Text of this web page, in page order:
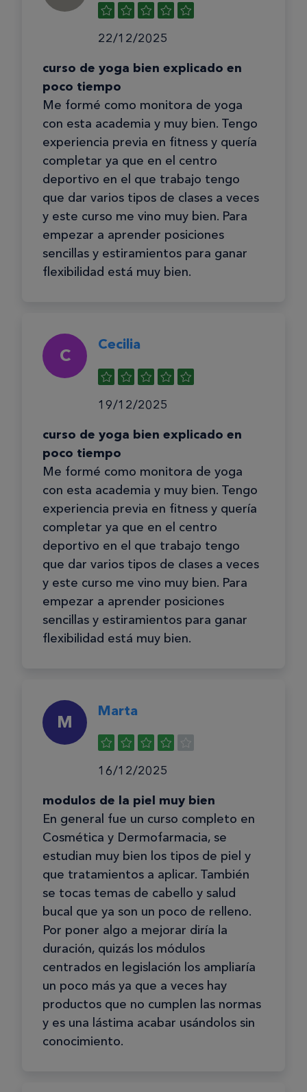
22/12/2025
curso de yoga bien explicado en
poco tiempo
Me formé como monitora de yoga
con esta academia y muy bien. Tengo
experiencia previa en fitness y quería
completar ya que en el centro
deportivo en el que trabajo tengo
que dar varios tipos de clases a veces
y este curso me vino muy bien. Para
empezar a aprender posiciones
sencillas y estiramientos para ganar
flexibilidad está muy bien.
C
Cecilia
19/12/2025
curso de yoga bien explicado en
poco tiempo
Me formé como monitora de yoga
con esta academia y muy bien. Tengo
experiencia previa en fitness y quería
completar ya que en el centro
deportivo en el que trabajo tengo
que dar varios tipos de clases a veces
y este curso me vino muy bien. Para
empezar a aprender posiciones
sencillas y estiramientos para ganar
flexibilidad está muy bien.
M
Marta
16/12/2025
modulos de la piel muy bien
En general fue un curso completo en
Cosmética y Dermofarmacia, se
estudian muy bien los tipos de piel y
que tratamientos a aplicar. También
se tocas temas de cabello y salud
bucal que ya son un poco de relleno.
Por poner algo a mejorar diría la
duración, quizás los módulos
centrados en legislación los ampliaría
un poco más ya que a veces hay
productos que no cumplen las normas
y es una lástima acabar usándolos sin
conocimiento.